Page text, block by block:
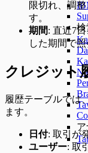
検
限切れ、調
す。
期間: 直近7
した期間で
クレジット
履歴テーブルでは
ます。
日付: 取引が
ユーザー: 取